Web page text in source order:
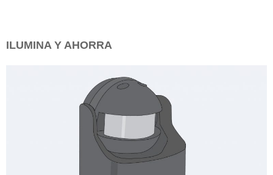
ILUMINA Y AHORRA